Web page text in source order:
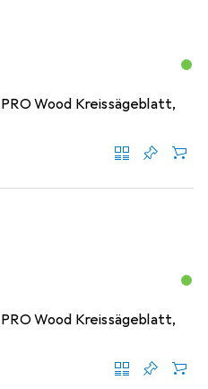
PRO Wood Kreissägeblatt,
PRO Wood Kreissägeblatt,